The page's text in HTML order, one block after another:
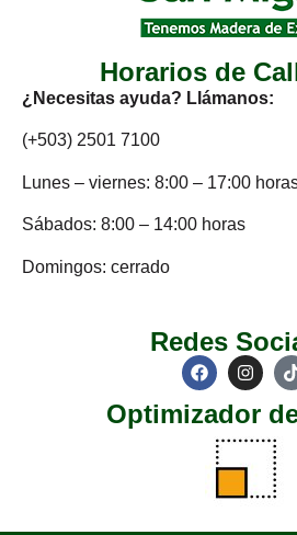
Horarios de
¿Necesitas ayuda? Llámanos:
(+503) 2501 7100
Lunes – viernes: 8:00 – 17:00
Sábados: 8:00 – 14:00 horas
Domingos: cerrado
Redes
Optimizador